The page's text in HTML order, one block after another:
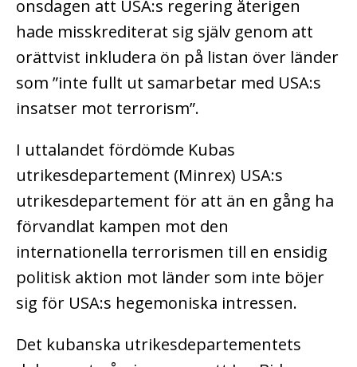
onsdagen att USA:s regering återigen
hade misskrediterat sig själv genom att
orättvist inkludera ön på listan över länder
som ”inte fullt ut samarbetar med USA:s
insatser mot terrorism”.
I uttalandet fördömde Kubas
utrikesdepartement (Minrex) USA:s
utrikesdepartement för att än en gång ha
förvandlat kampen mot den
internationella terrorismen till en ensidig
politisk aktion mot länder som inte böjer
sig för USA:s hegemoniska intressen.
Det kubanska utrikesdepartementets